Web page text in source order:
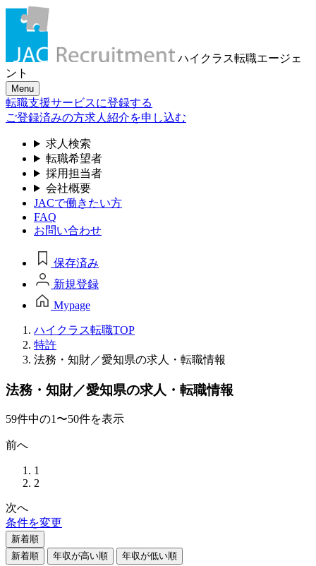
ハイクラス転職エージェ
ント
Menu
転職支援サービスに登録する
ご登録済みの方求人紹介を申し込む
求人検索
転職希望者
採用担当者
会社概要
JACで働きたい方
FAQ
お問い合わせ
保存済み
新規登録
Mypage
ハイクラス転職TOP
特許
法務・知財／愛知県の求人・転職情報
法務・知財／愛知県の求人・転職情報
59件中の1〜50件を表示
前へ
1
2
次へ
条件を変更
新着順
新着順
年収が高い順 年収が低い順